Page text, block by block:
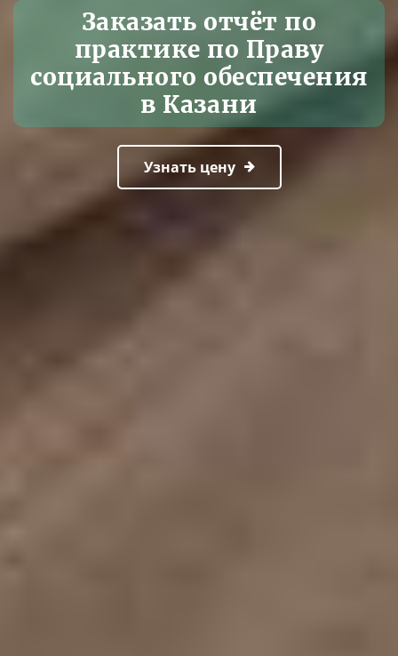
Заказать отчёт по
практике по Праву
социального обеспечения
в Казани
Узнать цену